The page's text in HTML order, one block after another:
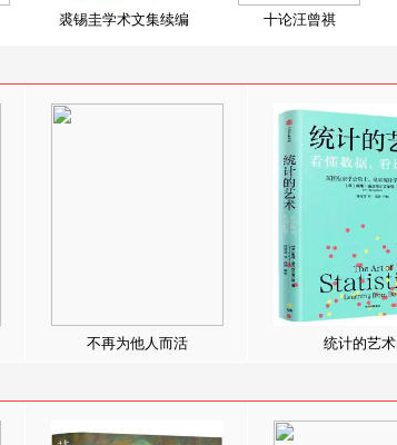
裘锡圭学术文集续编 十论汪曾祺
不再为他人而活 统计的艺术